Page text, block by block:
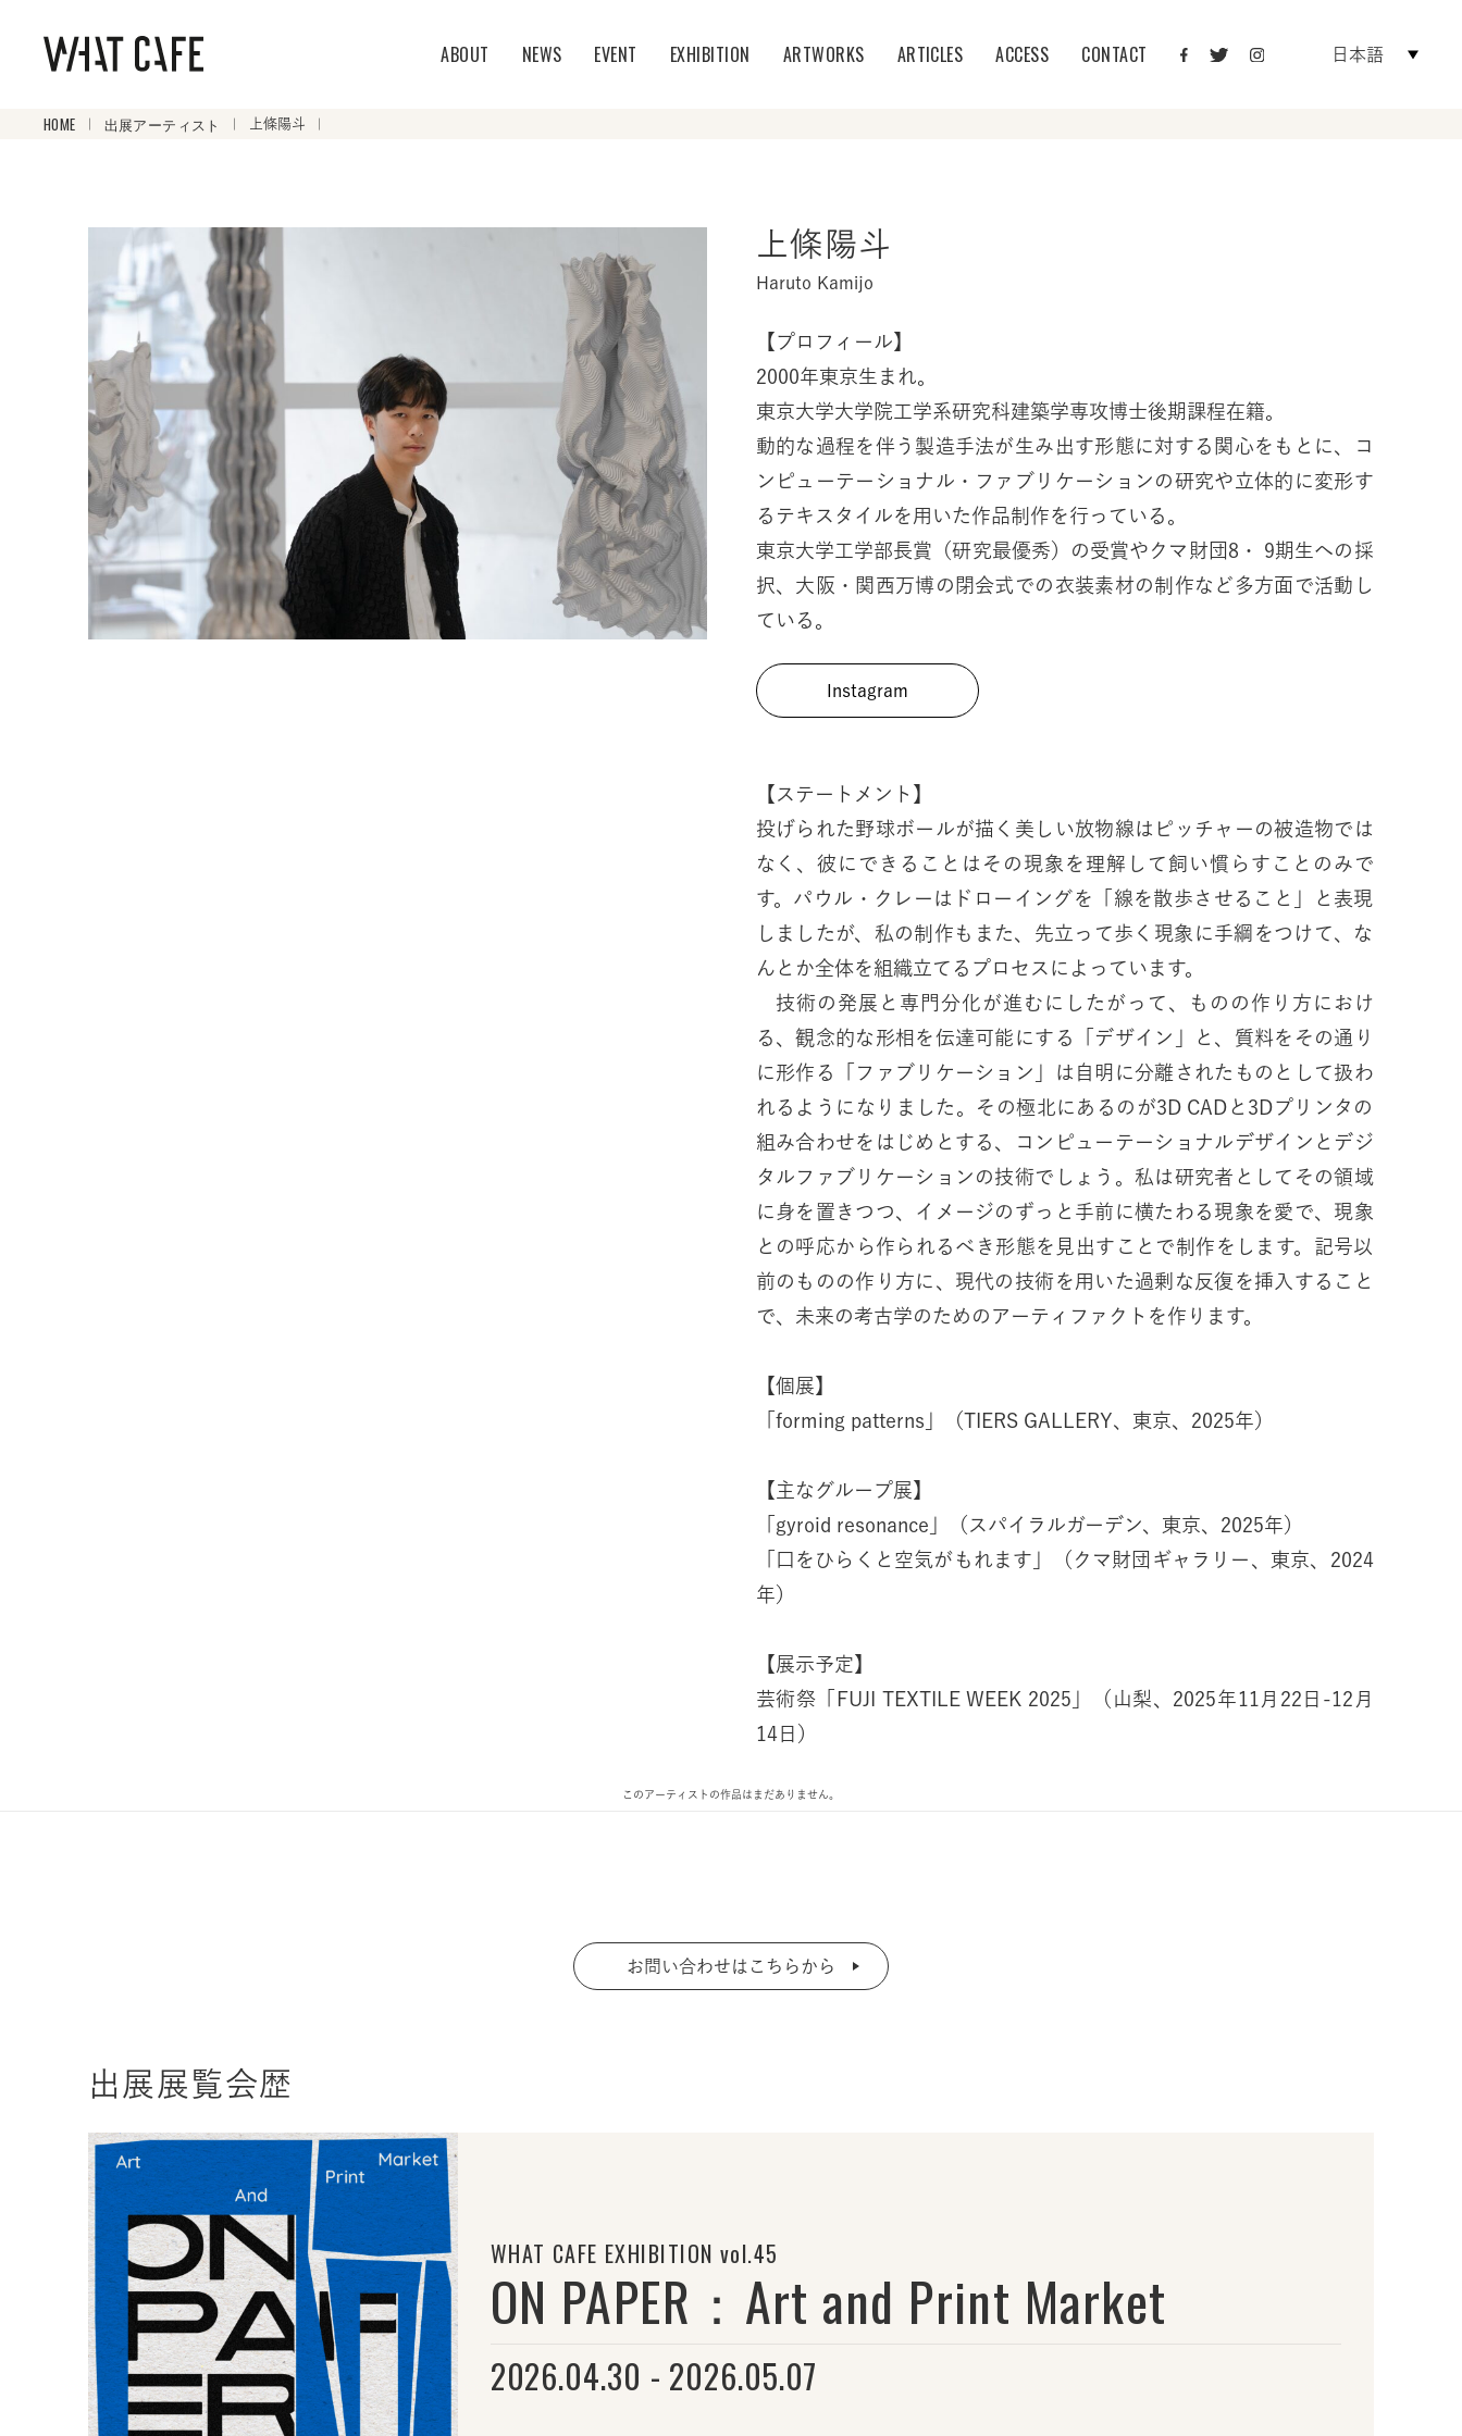
ABOUT NEWS EVENT EXHIBITION ARTWORKS ARTICLES ACCESS CONTACT 日本語
HOME 出展アーティスト 上條陽斗
上條陽斗
Haruto Kamijo
【プロフィール】
2000年東京生まれ。
東京大学大学院工学系研究科建築学専攻博士後期課程在籍。
動的な過程を伴う製造手法が生み出す形態に対する関心をもとに、コ
ンピューテーショナル・ファブリケーションの研究や立体的に変形す
るテキスタイルを用いた作品制作を行っている。
東京大学工学部長賞（研究最優秀）の受賞やクマ財団8・ 9期生への採
択、大阪・関西万博の閉会式での衣装素材の制作など多方面で活動し
ている。
Instagram
【ステートメント】
投げられた野球ボールが描く美しい放物線はピッチャーの被造物では
なく、彼にできることはその現象を理解して飼い慣らすことのみで
す。パウル・クレーはドローイングを「線を散歩させること」と表現
しましたが、私の制作もまた、先立って歩く現象に手綱をつけて、な
んとか全体を組織立てるプロセスによっています。
技術の発展と専門分化が進むにしたがって、ものの作り方におけ
る、観念的な形相を伝達可能にする「デザイン」と、質料をその通り
に形作る「ファブリケーション」は自明に分離されたものとして扱わ
れるようになりました。その極北にあるのが3D CADと3Dプリンタの
組み合わせをはじめとする、コンピューテーショナルデザインとデジ
タルファブリケーションの技術でしょう。私は研究者としてその領域
に身を置きつつ、イメージのずっと手前に横たわる現象を愛で、現象
との呼応から作られるべき形態を見出すことで制作をします。記号以
前のものの作り方に、現代の技術を用いた過剰な反復を挿入すること
で、未来の考古学のためのアーティファクトを作ります。
【個展】
「forming patterns」（TIERS GALLERY、東京、2025年）
【主なグループ展】
「gyroid resonance」（スパイラルガーデン、東京、2025年）
「口をひらくと空気がもれます」（クマ財団ギャラリー、東京、2024
年）
【展示予定】
芸術祭「FUJI TEXTILE WEEK 2025」（山梨、2025年11月22日-12月
14日）
このアーティストの作品はまだありません。
お問い合わせはこちらから
出展展覧会歴
WHAT CAFE EXHIBITION vol.45
ON PAPER：Art and Print Market
2026.04.30 - 2026.05.07